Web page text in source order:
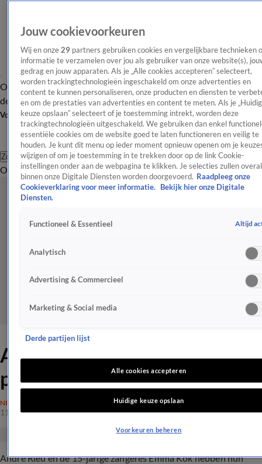
OverzichtAfleveringen Entertainment TV Algemeen
Tip
de redactieNieuwsbrief
Volg Shownieuws
Zoeken
OverzichtEntertainmentSpraakmakendRealityCrimeVideo's
André Rieu en Emma Kok
pakken door na viral hit
NIEUWS
11 aug 2023, 14:34
André Rieu en de 15-jarige zangeres Emma Kok hebben hun
Jouw cookievoorkeuren
Wij en onze 29 partners gebruiken cookies en vergelijkbare technieken
informatie te verzamelen over jou als gebruiker van onze website(s),
gedrag en jouw apparaten. Als je „Alle cookies accepteren” selecteert,
worden trackingtechnologieën ingeschakeld om onze advertenties en
content te kunnen personaliseren, onze producten en diensten te
en om de prestaties van advertenties en content te meten. Als je
keuze opslaan” selecteert of je toestemming intrekt, worden deze
trackingtechnologieën uitgeschakeld. We gebruiken dan enkel
essentiële cookies om de website goed te laten functioneren en veilig te
houden. Je kunt dit menu op ieder moment opnieuw openen om je
wijzigen of om je toestemming in te trekken door op de link Cookie-
instellingen onder aan de webpagina te klikken. Je selecties zullen overal
binnen onze Digitale Diensten worden doorgevoerd. Raadpleeg onze
Cookieverklaring voor meer informatie.
Bekijk hier onze Digitale
Diensten.
Functioneel & Essentieel Altijd
Analytisch
Advertising & Commercieel
Marketing & Social media
Derde partijen lijst
Alle cookies accepteren
Huidige keuze opslaan
Voorkeuren beheren